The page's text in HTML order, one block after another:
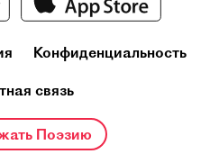
Конфиденциальность
связь
Поэзию